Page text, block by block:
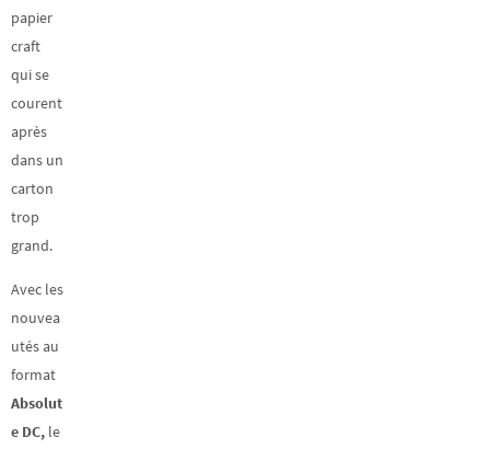
papier
craft
qui se
courent
après
dans un
carton
trop
grand.
Avec les
nouvea
utés au
format
Absolut
e DC, le